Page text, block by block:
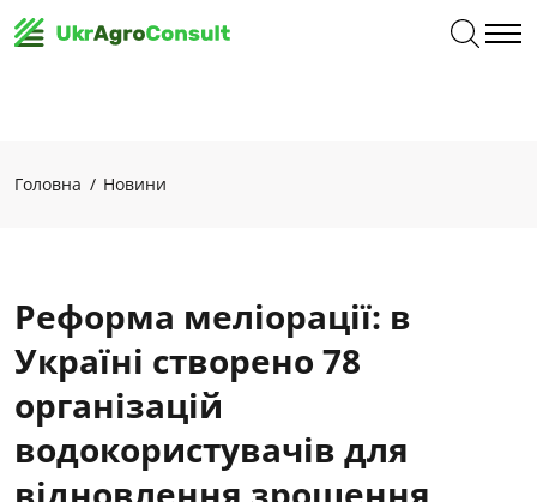
Головна Новини
Реформа меліорації: в
Україні створено 78
організацій
водокористувачів для